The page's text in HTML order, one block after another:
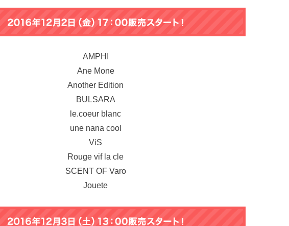
AMPHI
Ane Mone
Another Edition
BULSARA
le.coeur blanc
une nana cool
ViS
Rouge vif la cle
SCENT OF Varo
Jouete